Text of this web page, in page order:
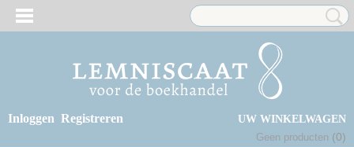
Inloggen Registreren
UW WINKELWAGEN
Geen producten (0)